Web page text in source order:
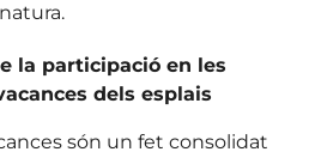
la participació en les
dels esplais
són un fet consolidat